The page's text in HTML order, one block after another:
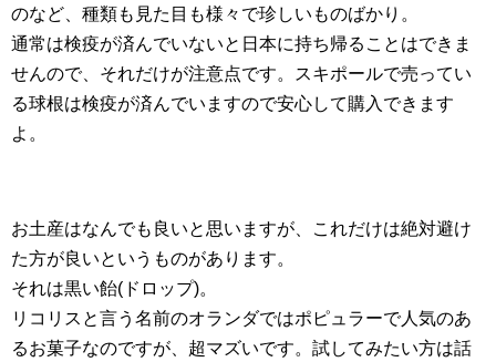
のなど、種類も見た目も様々で珍しいものばかり。
通常は検疫が済んでいないと日本に持ち帰ることはできま
せんので、それだけが注意点です。スキポールで売ってい
る球根は検疫が済んでいますので安心して購入できます
よ。
お土産はなんでも良いと思いますが、これだけは絶対避け
た方が良いというものがあります。
それは黒い飴(ドロップ)。
リコリスと言う名前のオランダではポピュラーで人気のあ
るお菓子なのですが、超マズいです。試してみたい方は話